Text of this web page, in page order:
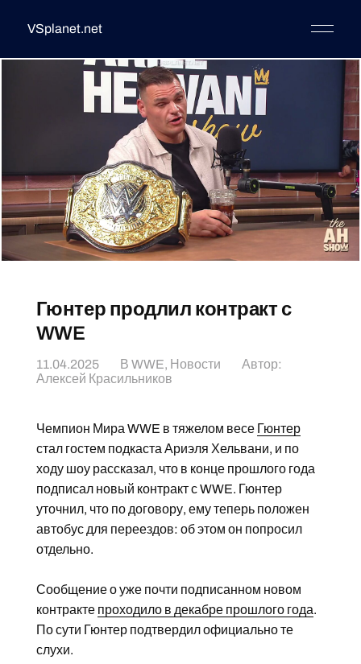
VSplanet.net
Гюнтер продлил контракт с
WWE
11.04.2025 В WWE, Новости
Автор:
Алексей Красильников
Чемпион Мира WWE в тяжелом весе Гюнтер
стал гостем подкаста Ариэля Хельвани, и по
ходу шоу рассказал, что в конце прошлого года
подписал новый контракт с WWE. Гюнтер
уточнил, что по договору, ему теперь положен
автобус для переездов: об этом он попросил
отдельно.
Сообщение о уже почти подписанном новом
контракте проходило в декабре прошлого года.
По сути Гюнтер подтвердил официально те
слухи.